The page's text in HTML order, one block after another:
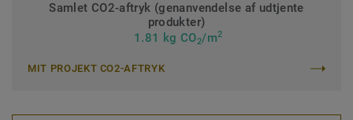
Samlet CO2-aftryk (genanvendelse af udtjente
produkter)
1.81 kg CO2/m2
MIT PROJEKT CO2-AFTRYK